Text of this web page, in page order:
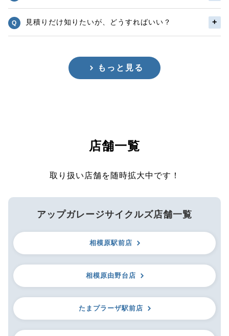
見積りだけ知りたいが、どうすればいい？
もっと見る
店舗一覧
取り扱い店舗を随時拡大中です！
アップガレージサイクルズ店舗一覧
相模原駅前店
相模原由野台店
たまプラーザ駅前店